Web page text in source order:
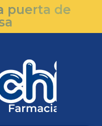
puerta de